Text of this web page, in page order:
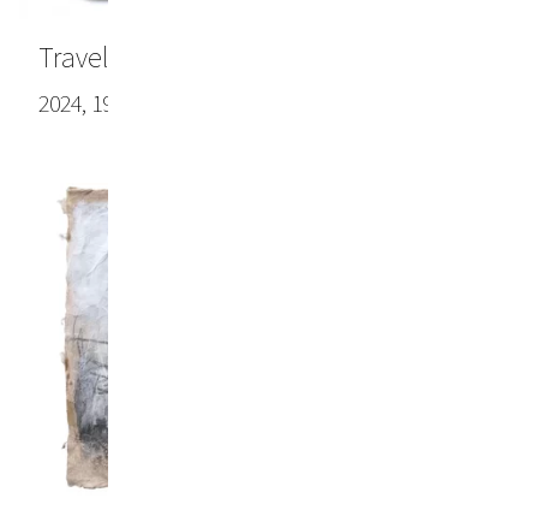
Travel note #6
2024, 19.69 x 27.56 in (50.0 x 70.0 cm)